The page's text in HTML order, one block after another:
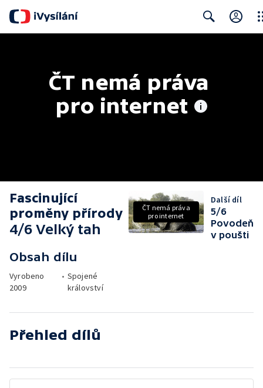
ČT nemá práva
pro internet
Fascinující
proměny přírody
4/6 Velký tah
Obsah dílu
Vyrobeno
2009
• Spojené
království
ČT nemá práva
pro internet
Další díl
5/6
Povodeň
v poušti
Přehled dílů